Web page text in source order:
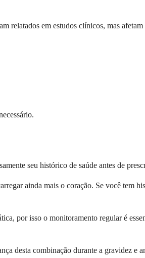
relatados em estudos clínicos, mas afetam
seu histórico de saúde antes de
ainda mais o coração. Se você tem
por isso o monitoramento regular é
desta combinação durante a gravidez e